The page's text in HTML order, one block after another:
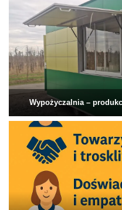
Wypożyczalnia –